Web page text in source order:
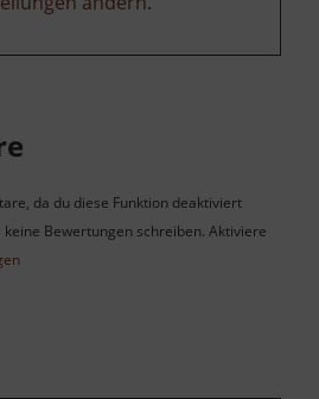
da du diese Funktion deaktiviert
Bewertungen schreiben. Aktiviere